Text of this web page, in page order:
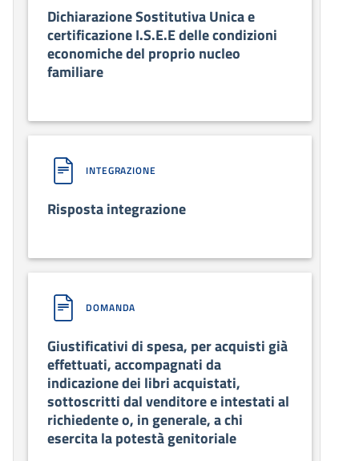
Dichiarazione Sostitutiva Unica e
certificazione I.S.E.E delle condizioni
economiche del proprio nucleo
familiare
INTEGRAZIONE
Risposta integrazione
DOMANDA
Giustificativi di spesa, per acquisti già
effettuati, accompagnati da
indicazione dei libri acquistati,
sottoscritti dal venditore e intestati al
richiedente o, in generale, a chi
esercita la potestà genitoriale